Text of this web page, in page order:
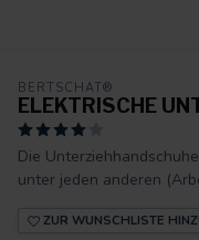
BERTSCHAT®
ELEKTRISCHE
Die
unter jeden anderen
ZUR WUNSCHLISTE